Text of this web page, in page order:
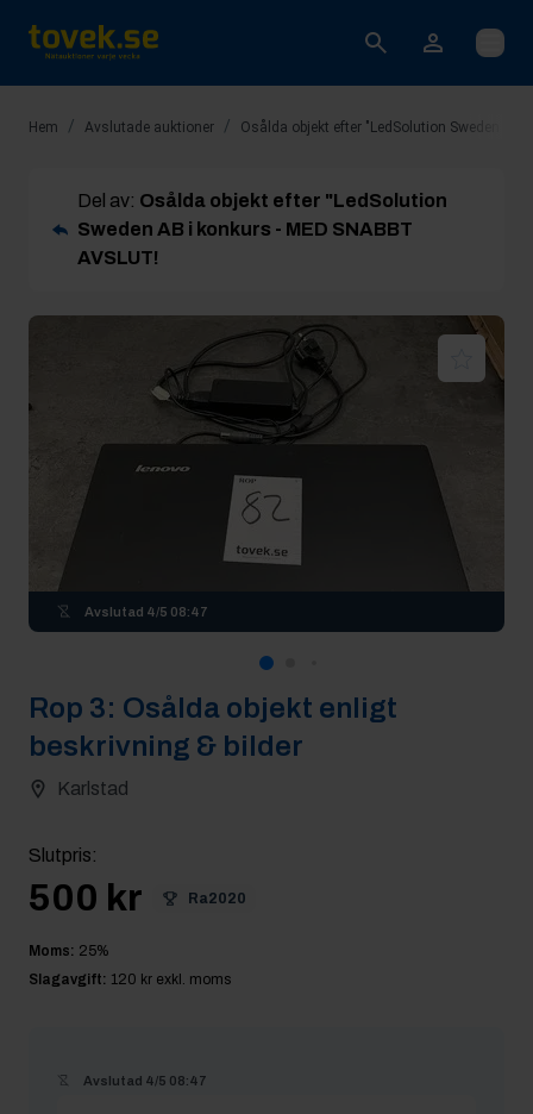
Öppna
Hem / Avslutade auktioner / Osålda objekt efter "LedSolution Sweden AB
Del av: Osålda objekt efter "LedSolution
Sweden AB i konkurs - MED SNABBT
AVSLUT!
Avslutad 4/5 08:47
Rop 3: Osålda objekt enligt
beskrivning & bilder
Karlstad
Slutpris:
500 kr Ra2020
Moms: 25%
Slagavgift: 120 kr exkl. moms
Avslutad 4/5 08:47